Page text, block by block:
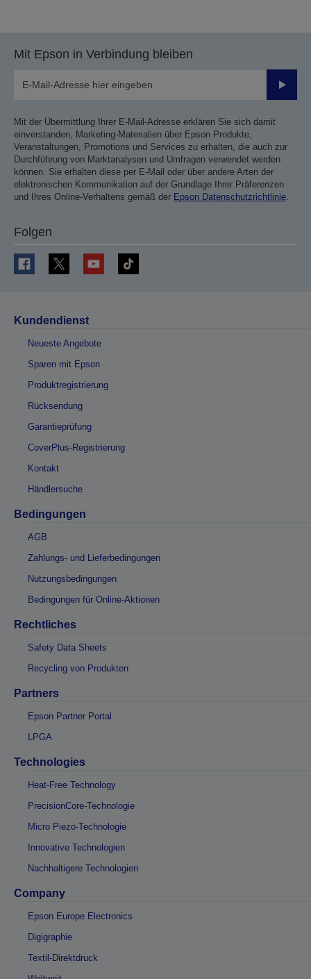
Mit Epson in Verbindung bleiben
Mit der Übermittlung Ihrer E-Mail-Adresse erklären Sie sich damit
einverstanden, Marketing-Materialien über Epson Produkte,
Veranstaltungen, Promotions und Services zu erhalten, die auch zur
Durchführung von Marktanalysen und Umfragen verwendet werden
können. Sie erhalten diese per E-Mail oder über andere Arten der
elektronischen Kommunikation auf der Grundlage Ihrer Präferenzen
und Ihres Online-Verhaltens gemäß der Epson Datenschutzrichtlinie.
Folgen
Kundendienst
Neueste Angebote
Sparen mit Epson
Produktregistrierung
Rücksendung
Garantieprüfung
CoverPlus-Registrierung
Kontakt
Händlersuche
Bedingungen
AGB
Zahlungs- und Lieferbedingungen
Nutzungsbedingungen
Bedingungen für Online-Aktionen
Rechtliches
Safety Data Sheets
Recycling von Produkten
Partners
Epson Partner Portal
LPGA
Technologies
Heat-Free Technology
PrecisionCore-Technologie
Micro Piezo-Technologie
Innovative Technologien
Nachhaltigere Technologien
Company
Epson Europe Electronics
Digigraphie
Textil-Direktdruck